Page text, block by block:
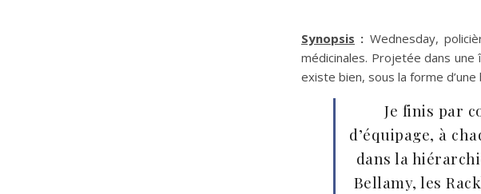
Synopsis : Wednesday,
médicinales. Projetée dans
existe bien, sous la forme
Je finis par
d’équipage, à
dans la
Bellamy, les